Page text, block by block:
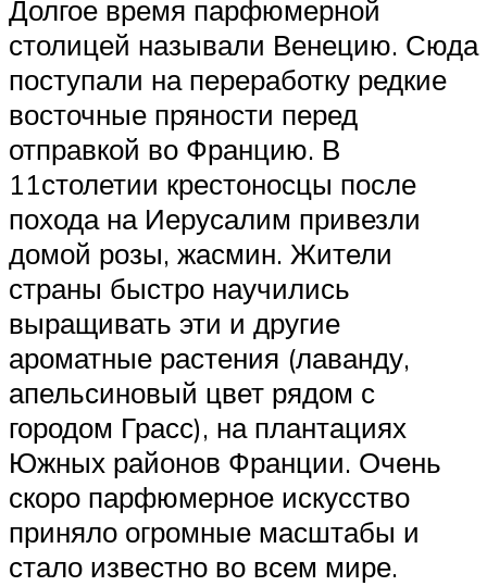
Долгое время парфюмерной
столицей называли Венецию. Сюда
поступали на переработку редкие
восточные пряности перед
отправкой во Францию. В
11столетии крестоносцы после
похода на Иерусалим привезли
домой розы, жасмин. Жители
страны быстро научились
выращивать эти и другие
ароматные растения (лаванду,
апельсиновый цвет рядом с
городом Грасс), на плантациях
Южных районов Франции. Очень
скоро парфюмерное искусство
приняло огромные масштабы и
стало известно во всем мире.